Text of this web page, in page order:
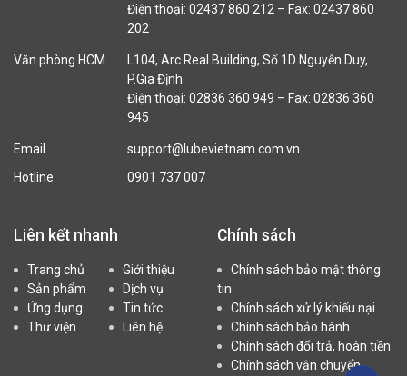
Điện thoại: 02437 860 212 – Fax: 02437 860
202
Văn phòng HCM
L104, Arc Real Building, Số 1D Nguyễn Duy,
P.Gia Định
Điện thoại: 02836 360 949 – Fax: 02836 360
945
Email
support@lubevietnam.com.vn
Hotline
0901 737 007
Liên kết nhanh
Trang chủ
Giới thiệu
Sản phẩm
Dịch vụ
Ứng dụng
Tin tức
Thư viện
Liên hệ
Chính sách
Chính sách bảo mật thông
tin
Chính sách xử lý khiếu nại
Chính sách bảo hành
Chính sách đổi trả, hoàn tiền
Chính sách vận chuyển